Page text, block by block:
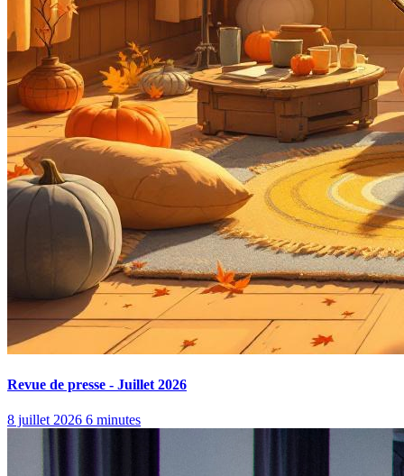
Revue de presse - Juillet 2026
8 juillet 2026 6 minutes